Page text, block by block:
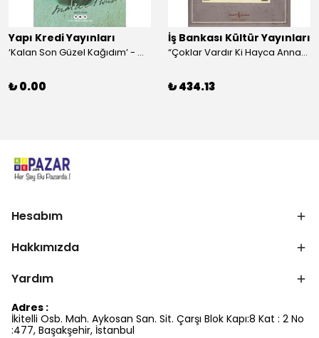
Yapı Kredi Yayınları
‘Kalan Son Güzel Kağıdım’ - Marcel Proust
₺ 0.00
İş Bankası Kültür Yayınları
“Çoklar Vardır Ki Hayca Annamazlar!” - Gazanfer İbar
₺ 434.13
Hesabım
Hakkımızda
Yardım
Adres :
İkitelli Osb. Mah. Aykosan San. Sit. Çarşı Blok Kapı:8 Kat : 2 No
:477, Başakşehir, İstanbul